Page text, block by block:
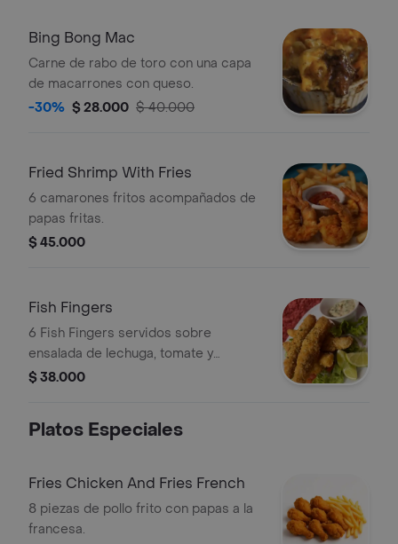
Bing Bong Mac
Carne de rabo de toro con una capa
de macarrones con queso.
-30% $ 28.000 $ 40.000
Fried Shrimp With Fries
6 camarones fritos acompañados de
papas fritas.
$ 45.000
Fish Fingers
6 Fish Fingers servidos sobre
ensalada de lechuga, tomate y
cebolla, acompañados de salsa
$ 38.000
Platos Especiales
Fries Chicken And Fries French
8 piezas de pollo frito con papas a la
francesa.